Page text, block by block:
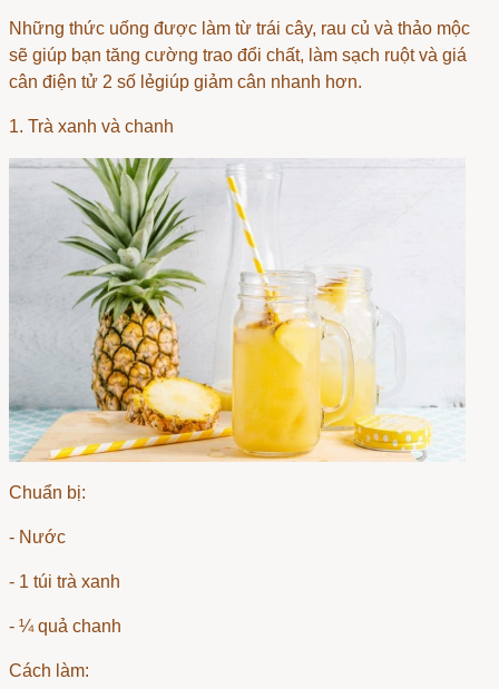
Những thức uống được làm từ trái cây, rau củ và thảo mộc
sẽ giúp bạn tăng cường trao đổi chất, làm sạch ruột và giá
cân điện tử 2 số lẻgiúp giảm cân nhanh hơn.
1. Trà xanh và chanh
Chuẩn bị:
- Nước
- 1 túi trà xanh
- ¼ quả chanh
Cách làm: